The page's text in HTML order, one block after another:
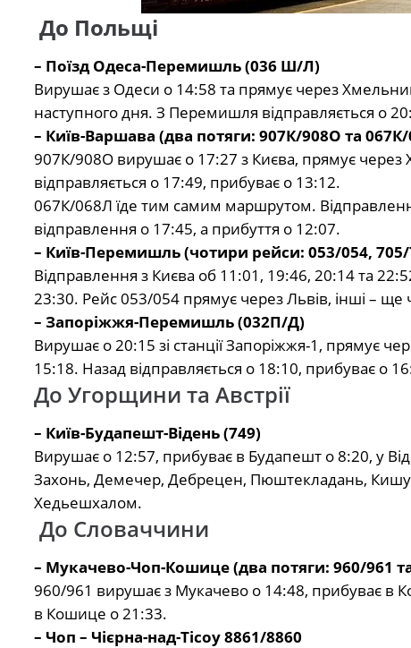
До Польщі
– Поїзд Одеса-Перемишль (036 Ш/Л)
Вирушає з Одеси о 14:58 та прямує через
наступного дня. З Перемишля відправляється о
– Київ-Варшава (два потяги: 907К/908О та
907К/908О вирушає о 17:27 з Києва, прямує
відправляється о 17:49, прибуває о 13:12.
067К/068Л їде тим самим маршрутом.
відправлення о 17:45, а прибуття о 12:07.
– Київ-Перемишль (чотири рейси: 053/054, 705/
Відправлення з Києва об 11:01, 19:46, 20:14 та
23:30. Рейс 053/054 прямує через Львів, інші –
– Запоріжжя-Перемишль (032П/Д)
Вирушає о 20:15 зі станції Запоріжжя-1, прямує
15:18. Назад відправляється о 18:10, прибуває о
До Угорщини та Австрії
– Київ-Будапешт-Відень (749)
Вирушає о 12:57, прибуває в Будапешт о 8:20, у
Захонь, Демечер, Дебрецен, Пюштекладань,
Хедьешхалом.
До Словаччини
– Мукачево-Чоп-Кошице (два потяги: 960/961
960/961 вирушає з Мукачево о 14:48, прибуває в
в Кошице о 21:33.
– Чоп – Чієрна-над-Тісоу 8861/8860